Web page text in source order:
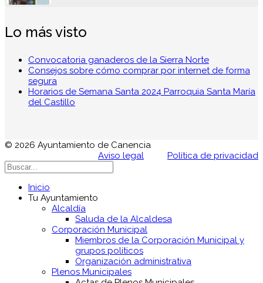
Lo más visto
Convocatoria ganaderos de la Sierra Norte
Consejos sobre cómo comprar por internet de forma
segura
Horarios de Semana Santa 2024 Parroquia Santa María
del Castillo
© 2026 Ayuntamiento de Canencia
Aviso legal
Política de privacidad
Inicio
Tu Ayuntamiento
Alcaldía
Saluda de la Alcaldesa
Corporación Municipal
Miembros de la Corporación Municipal y
grupos políticos
Organización administrativa
Plenos Municipales